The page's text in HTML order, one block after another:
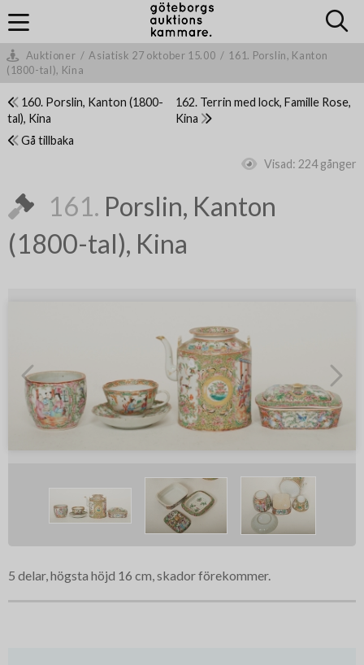
Auktioner / Asiatisk 27 oktober 15.00 / 161. Porslin, Kanton
(1800-tal), Kina
160. Porslin, Kanton (1800-
tal), Kina
162. Terrin med lock, Famille Rose,
Kina
Gå tillbaka
Visad: 224 gånger
161. Porslin, Kanton
(1800-tal), Kina
5 delar, högsta höjd 16 cm, skador förekommer.